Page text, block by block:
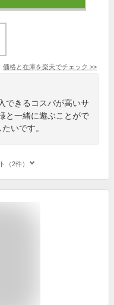
価格と在庫を楽天でチェック >>
できるコスパが高いサ
と一緒に遊ぶことがで
いです。
（2件）